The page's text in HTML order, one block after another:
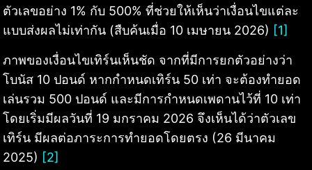
ตัวเลขอย่าง 1% กับ 500% ที่ช่วยให้เห็นว่าเงื่อนไขแต่ละ
แบบส่งผลไม่เท่ากัน (สืบค้นเมื่อ 10 เมษายน 2026) [1]
ภาพของเงื่อนไขเทิร์นเห็นชัด จากที่มีการยกตัวอย่างว่า
โบนัส 10 ปอนด์ หากกำหนดเทิร์น 50 เท่า จะต้องทำยอด
เล่นรวม 500 ปอนด์ และมีการกำหนดเพดานไว้ที่ 10 เท่า
โดยเริ่มมีผลวันที่ 19 มกราคม 2026 จึงเห็นได้ว่าตัวเลข
เทิร์น มีผลต่อภาระการทำยอดโดยตรง (26 มีนาคม
2025) [2]